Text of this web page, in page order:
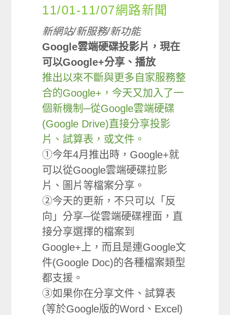
11/01-11/07網路新聞
新網站/新服務/新功能
Google雲端硬碟投影片，現在
可以Google+分享、播放
推出以來不斷與更多自家服務整
合的Google+，今天又加入了一
個新機制─從Google雲端硬碟
(Google Drive)直接分享投影
片、試算表，或文件。
①今年4月推出時，Google+就
可以從Google雲端硬碟拉影
片、圖片等檔案分享。
②今天的更新，不只可以「反
向」分享─從雲端硬碟裡面，直
接分享選擇的檔案到
Google+上，而且是連Google文
件(Google Doc)的各種檔案類型
都支援。
③如果你在分享文件、試算表
(等於Google版的Word、Excel)